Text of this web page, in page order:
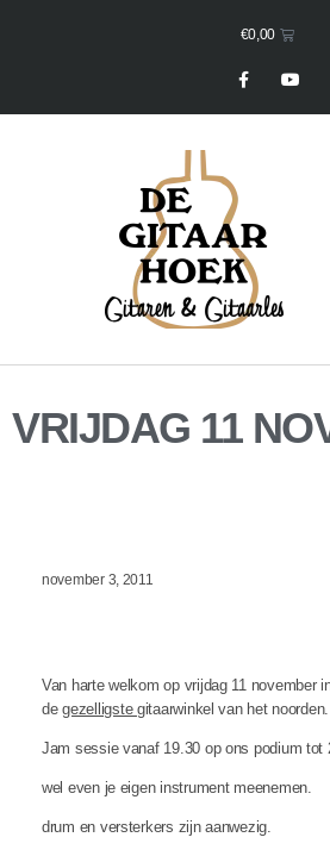
€0,00
VRIJDAG 11
november 3, 2011
Van harte welkom op vrijdag 11 november
degezelligste gitaarwinkel van het noorden.
Jam sessie vanaf 19.30 op ons podium tot
wel even je eigen instrument meenemen.
drum en versterkers zijn aanwezig.